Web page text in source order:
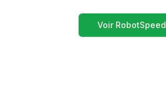
Voir RobotSpeed